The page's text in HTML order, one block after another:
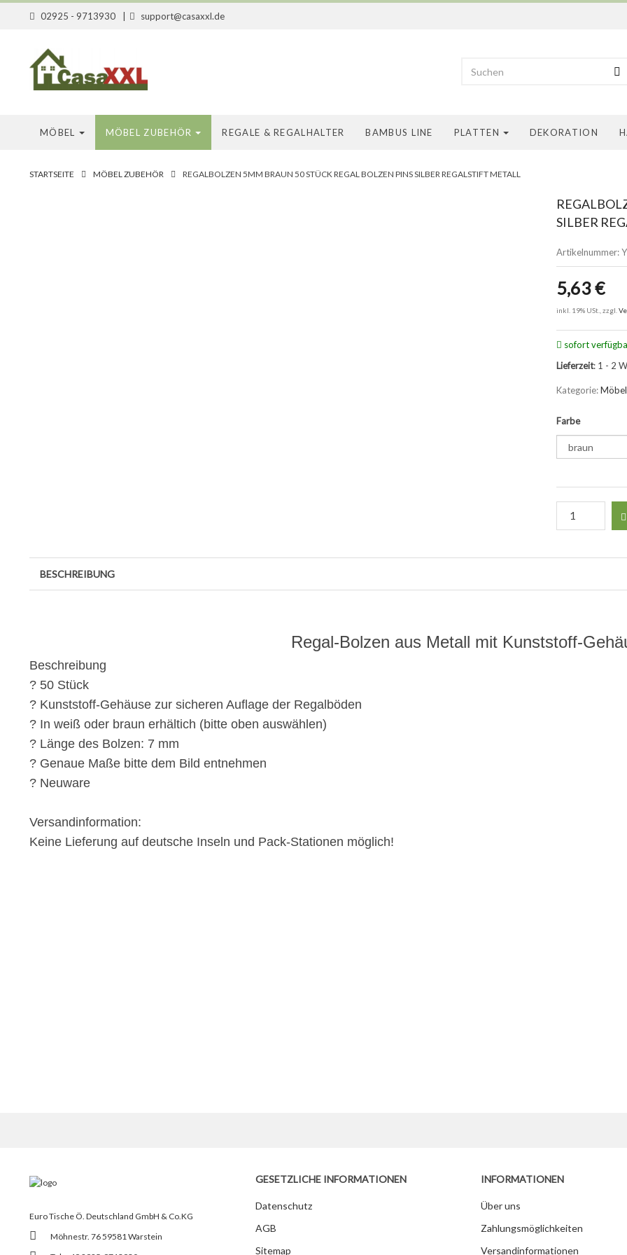
02925 - 9713930 support@casaxxl.de
MÖBEL MÖBEL ZUBEHÖR REGALE & REGALHALTER BAMBUS LINE PLATTEN DEKORATION
STARTSEITE MÖBEL ZUBEHÖR REGALBOLZEN 5MM BRAUN 50 STÜCK REGAL BOLZEN PINS SILBER REGALSTIFT METALL
SILBER
Artikelnummer:
5,63 €
inkl. 19% USt., zzgl.
sofort
Lieferzeit: 1 - 2
Kategorie:
Farbe
BESCHREIBUNG
Regal-Bolzen aus Metall mit Kunststoff-
Beschreibung
? 50 Stück
? Kunststoff-Gehäuse zur sicheren Auflage der Regalböden
? In weiß oder braun erhältich (bitte oben auswählen)
? Länge des Bolzen: 7 mm
? Genaue Maße bitte dem Bild entnehmen
? Neuware
Versandinformation:
Keine Lieferung auf deutsche Inseln und Pack-Stationen möglich!
Euro Tische Ö. Deutschland GmbH & Co.KG
Möhnestr. 76 59581 Warstein
GESETZLICHE INFORMATIONEN
Datenschutz
AGB
Sitemap
INFORMATIONEN
Über uns
Zahlungsmöglichkeiten
Versandinformationen